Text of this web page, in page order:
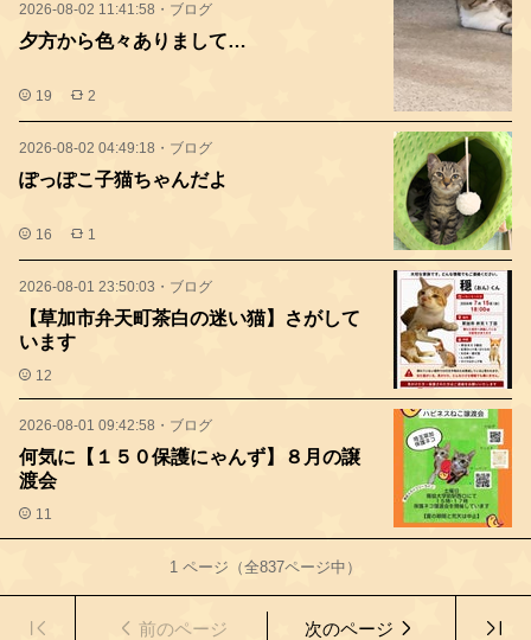
2026-08-02 11:41:58 ・ ブログ
夕方から色々ありまして…
19 2
2026-08-02 04:49:18 ・ ブログ
ぽっぽこ子猫ちゃんだよ
16 1
2026-08-01 23:50:03 ・ ブログ
【草加市弁天町茶白の迷い猫】さがして
います
12
2026-08-01 09:42:58 ・ ブログ
何気に【１５０保護にゃんず】８月の譲
渡会
11
1 ページ（全837ページ中）
前のページ 次のページ